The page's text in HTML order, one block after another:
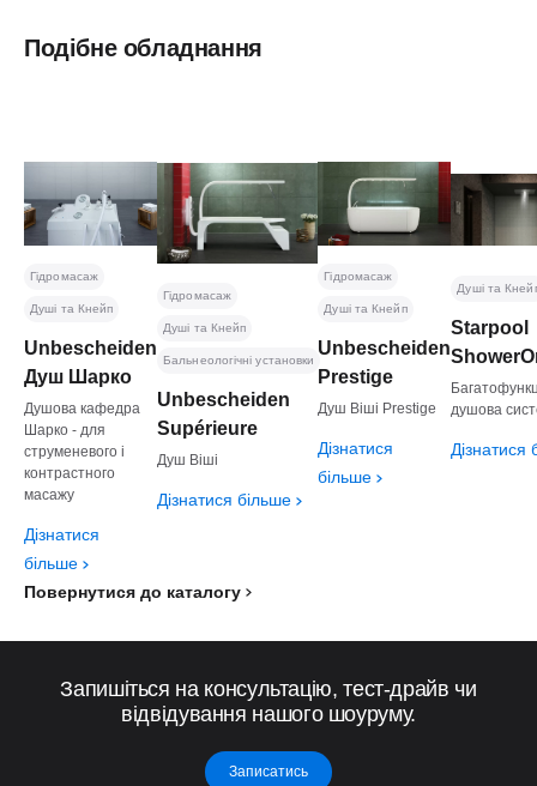
Подібне обладнання
Unbescheiden
Душ Шарко
Душова кафедра
Шарко - для
струменевого і
контрастного
масажу
Дізнатися
більше
Гідромасаж
Душі та Кнейп
Unbescheiden
Supérieure
Душ Віші
Дізнатися більше
Гідромасаж
Душі та Кнейп
Бальнеологічні установки
Unbescheiden
Prestige
Душ Віші Prestige
Дізнатися
більше
Гідромасаж
Душі та Кнейп
Starpool
душова
Дізнатися
Душі та
Повернутися до каталогу
Запишіться на консультацію, тест-драйв чи
відвідування нашого шоуруму.
Записатись